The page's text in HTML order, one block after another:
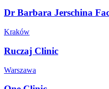
Dr Barbara Jerschina
Kraków
Ruczaj Clinic
Warszawa